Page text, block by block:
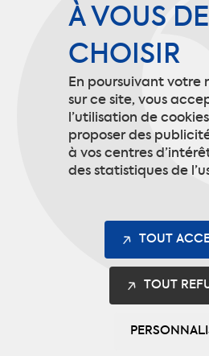
Politique de
Mentions légales
Gestion des cookies
Contact
info@codupal.fr
À VOUS DE
CHOISIR
En poursuivant votre
sur ce site, vous
l’utilisation de
proposer des
à vos centres
des statistiques de
TOUT
TOUT